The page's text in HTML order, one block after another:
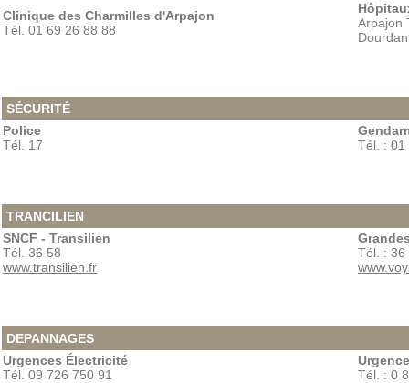
Clinique des Charmilles d'Arpajon
Tél. 01 69 26 88 88
Arpajon
SÉCURITÉ
Police
Tél. 17
Tél. : 01
TRANCILIEN
SNCF - Transilien
Tél. 36 58
www.transilien.fr
Tél. : 36
DEPANNAGES
Urgences Électricité
Tél. 09 726 750 91
Tél. : 0